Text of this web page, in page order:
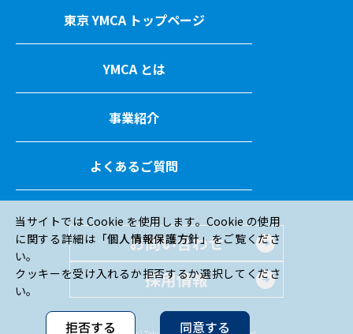
東京 YMCA トップページ
YMCA とは
事業紹介
よくあるご質問
お問い合わせ
採用情報
当サイトでは Cookie を使用します。Cookie の使用
に関する詳細は 「個人情報保護方針」をご覧くださ
い。
クッキーを受け入れるか拒否するか選択してくださ
い。
拒否する 同意する